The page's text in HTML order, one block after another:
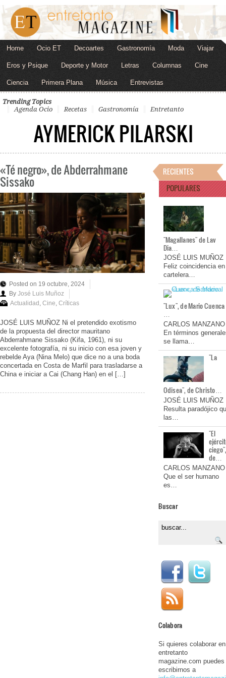
Home Ocio ET Decoartes Gastronomía Moda Viajar
Eros y Psique Deporte y Motor Letras Columnas Cine
Ciencia Primera Plana Música Entrevistas
Trending Topics
Agenda Ocio
Recetas Gastronomía Entretanto
AYMERICK PILARSKI
«Té negro», de Abderrahmane
Sissako
Posted on 19 octubre, 2024
By José Luis Muñoz
Actualidad, Cine, Críticas
JOSÉ LUIS MUÑOZ Ni el pretendido exotismo
de la propuesta del director mauritano
Abderrahmane Sissako (Kifa, 1961), ni su
excelente fotografía, ni su inicio con esa joven y
rebelde Aya (Nina Melo) que dice no a una boda
concertada en Costa de Marfil para trasladarse a
China e iniciar a Cai (Chang Han) en el […]
RECIENTES
POPULARES
"Magallanes" de Lav
Dia…
JOSÉ LUIS MUÑOZ
Feliz coincidencia en
cartelera…
"Lux", de Mario Cuenca
…
CARLOS MANZANO
En términos
se llama…
"La
Odisea", de Christo…
JOSÉ LUIS MUÑOZ
Resulta paradójico
las…
"El
de…
CARLOS MANZANO
Que el ser humano
es…
Buscar
Colabora
Si quieres colaborar en
entretanto
magazine.com puedes
escribirnos a